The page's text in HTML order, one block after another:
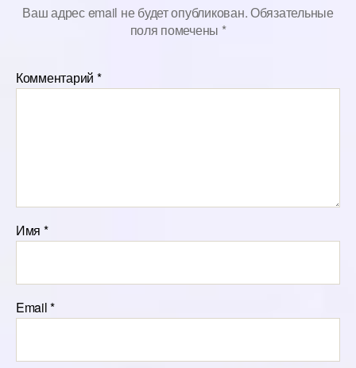
Ваш адрес email не будет опубликован.Обязательные
поля помечены *
Комментарий *
Имя *
Email*